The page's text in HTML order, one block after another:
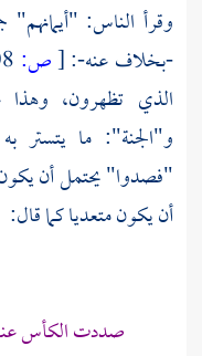
وقرأ الناس: "أيمانهم"
-بخلاف عنه-:[ص:
الذي تظهرون،
و"الجنة": ما يتستر
"فصدوا" يحتمل أن
أن يكون متعديا كما قال:
صددت الكأس